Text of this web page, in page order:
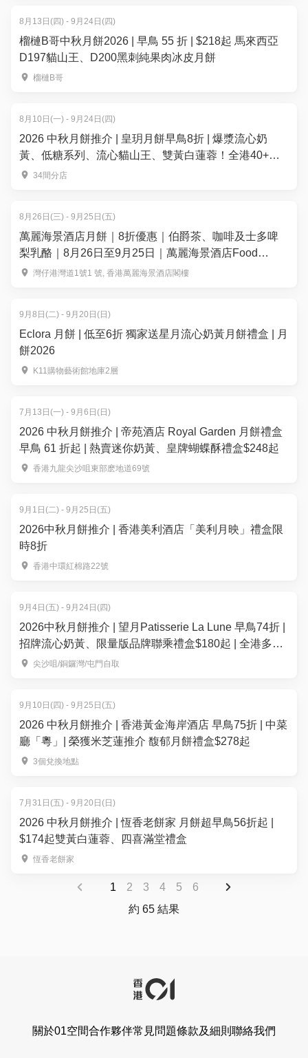
8月13日(四) - 9月24日(四)
榴槤B哥中秋月餅2026 | 早鳥 55 折 | $218起 馬來西亞
D197貓山王、D200黑刺純果肉冰皮月餅
榴槤B哥
8月10日(一) - 9月24日(四)
2026 中秋月餅推介 | 皇玥月餅早鳥8折 | 爆漿流心奶
黃、低糖系列、流心貓山王、雙黃白蓮蓉！全港40+換
領點34間分店
8月26日(三) - 9月25日(五)
萬麗海景酒店月餅｜8折優惠｜伯爵茶、咖啡及士多啤
梨乳酪｜8月26日至9月25日｜萬麗海景酒店Food
Studio
灣仔港灣道1號1 號, 香港萬麗海景酒店閣樓
9月8日(二) - 9月20日(日)
Eclora 月餅 | 低至6折 獨家送星月流心奶黃月餅禮盒 | 月
餅2026
K11購物藝術館地庫2層
7月13日(一) - 9月6日(日)
2026 中秋月餅推介 | 帝苑酒店 Royal Garden 月餅禮盒
早鳥 61 折起 | 熱賣迷你奶黃、皇牌蝴蝶酥禮盒$248起
香港九龍尖沙咀東部麽地道69號
9月1日(二) - 9月25日(五)
2026中秋月餅推介 | 香港美利酒店「美利月映」禮盒限
時8折
香港中環紅棉路22號
9月4日(五) - 9月24日(四)
2026中秋月餅推介 | 望月Patisserie La Lune 早鳥74折 |
招牌流心奶黃、限量版品牌聯乘禮盒$180起 | 全港多區
便利換領
尖沙咀/銅鑼灣/屯門自取
9月10日(四) - 9月25日(五)
2026 中秋月餅推介 | 香港黃金海岸酒店 早鳥75折 | 中菜
廳「粵」| 榮獲米芝蓮推介 馥郁月餅禮盒$278起
3個兌換地點
7月31日(五) - 9月20日(日)
2026 中秋月餅推介 | 恆香老餅家 月餅超早鳥56折起 |
$174起雙黃白蓮蓉、四喜滿堂禮盒
恆香老餅家
1 2 3 4 5
6
約 65 結果
關於01空間合作夥伴常見問題條款及細則 聯絡我們